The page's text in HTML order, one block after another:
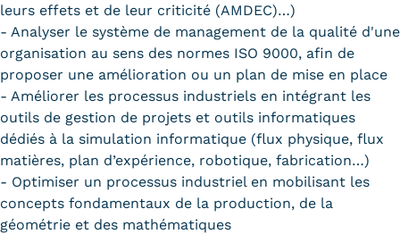
leurs effets et de leur criticité (AMDEC)…)
- Analyser le système de management de la qualité d'une
organisation au sens des normes ISO 9000, afin de
proposer une amélioration ou un plan de mise en place
- Améliorer les processus industriels en intégrant les
outils de gestion de projets et outils informatiques
dédiés à la simulation informatique (flux physique, flux
matières, plan d’expérience, robotique, fabrication…)
- Optimiser un processus industriel en mobilisant les
concepts fondamentaux de la production, de la
géométrie et des mathématiques